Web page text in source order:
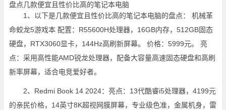
盘点几款便宜且性价比高的笔记本电脑
1、以下是几款便宜且性价比高的笔记本电脑的盘点： 机械革
命蛟龙5游戏本 配置：R55600H处理器，16GB内存，512GB固态
硬盘，RTX3060显卡，144Hz高刷新屏幕。 价格：5999元。 亮
点：采用高性能AMD锐龙处理器，配备大容量高速固态硬盘和高刷
新率屏幕，适合电竞爱好者。
2、Redmi Book 14 2024：亮点：13代酷睿i5处理器，4199元
的亲民价格，14英寸8K超视网膜屏幕，专业级色准，金属机身，雷